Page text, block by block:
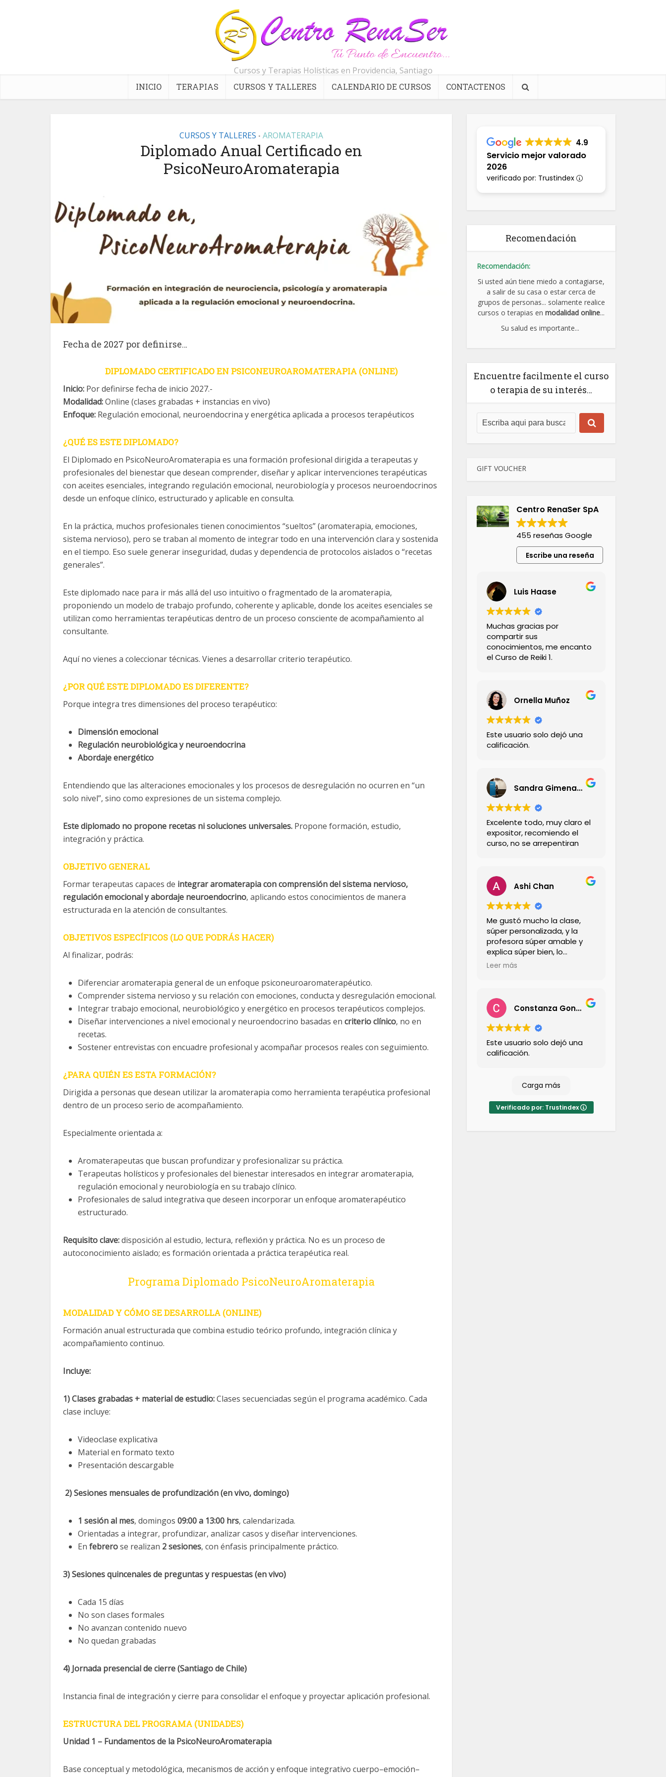
Cursos y Terapias Holísticas en Providencia, Santiago
INICIO TERAPIAS CURSOS Y TALLERES CALENDARIO DE CURSOS CONTACTENOS
CURSOS Y TALLERES • AROMATERAPIA
Diplomado Anual Certificado en
PsicoNeuroAromaterapia
Fecha de 2027 por definirse…
DIPLOMADO CERTIFICADO EN PSICONEUROAROMATERAPIA (ONLINE)
Inicio: Por definirse fecha de inicio 2027.-
Modalidad:Online (clases grabadas + instancias en vivo)
Enfoque: Regulación emocional, neuroendocrina y energética aplicada a procesos terapéuticos
¿QUÉ ES ESTE DIPLOMADO?
El Diplomado en PsicoNeuroAromaterapia es una formación profesional dirigida a terapeutas y
profesionales del bienestar que desean comprender, diseñar y aplicar intervenciones terapéuticas
con aceites esenciales, integrando regulación emocional, neurobiología y procesos neuroendocrinos
desde un enfoque clínico, estructurado y aplicable en consulta.
En la práctica, muchos profesionales tienen conocimientos “sueltos” (aromaterapia, emociones,
sistema nervioso), pero se traban al momento de integrar todo en una intervención clara y sostenida
en el tiempo. Eso suele generar inseguridad, dudas y dependencia de protocolos aislados o “recetas
generales”.
Este diplomado nace para ir más allá del uso intuitivo o fragmentado de la aromaterapia,
proponiendo un modelo de trabajo profundo, coherente y aplicable, donde los aceites esenciales se
utilizan como herramientas terapéuticas dentro de un proceso consciente de acompañamiento al
consultante.
Aquí no vienes a coleccionar técnicas. Vienes a desarrollar criterio terapéutico.
¿POR QUÉ ESTE DIPLOMADO ES DIFERENTE?
Porque integra tres dimensiones del proceso terapéutico:
Dimensión emocional
Regulación neurobiológica y neuroendocrina
Abordaje energético
Entendiendo que las alteraciones emocionales y los procesos de desregulación no ocurren en “un
solo nivel”, sino como expresiones de un sistema complejo.
Este diplomado no propone recetas ni soluciones universales. Propone formación, estudio,
integración y práctica.
OBJETIVO GENERAL
Formar terapeutas capaces de integrar aromaterapia con comprensión del sistema nervioso,
regulación emocional y abordaje neuroendocrino, aplicando estos conocimientos de manera
estructurada en la atención de consultantes.
OBJETIVOS ESPECÍFICOS (LO QUE PODRÁS HACER)
Al finalizar, podrás:
Diferenciar aromaterapia general de un enfoque psiconeuroaromaterapéutico.
Comprender sistema nervioso y su relación con emociones, conducta y desregulación emocional.
Integrar trabajo emocional, neurobiológico y energético en procesos terapéuticos complejos.
Diseñar intervenciones a nivel emocional y neuroendocrino basadas en criterio clínico, no en
recetas.
Sostener entrevistas con encuadre profesional y acompañar procesos reales con seguimiento.
¿PARA QUIÉN ES ESTA FORMACIÓN?
Dirigida a personas que desean utilizar la aromaterapia como herramienta terapéutica profesional
dentro de un proceso serio de acompañamiento.
Especialmente orientada a:
Aromaterapeutas que buscan profundizar y profesionalizar su práctica.
Terapeutas holísticos y profesionales del bienestar interesados en integrar aromaterapia,
regulación emocional y neurobiología en su trabajo clínico.
Profesionales de salud integrativa que deseen incorporar un enfoque aromaterapéutico
estructurado.
Requisito clave:disposición al estudio, lectura, reflexión y práctica. No es un proceso de
autoconocimiento aislado; es formación orientada a práctica terapéutica real.
Programa Diplomado PsicoNeuroAromaterapia
MODALIDAD Y CÓMO SE DESARROLLA (ONLINE)
Formación anual estructurada que combina estudio teórico profundo, integración clínica y
acompañamiento continuo.
Incluye:
1) Clases grabadas + material de estudio:Clases secuenciadas según el programa académico. Cada
clase incluye:
Videoclase explicativa
Material en formato texto
Presentación descargable
2) Sesiones mensuales de profundización (en vivo, domingo)
1 sesión al mes, domingos 09:00 a 13:00 hrs, calendarizada.
Orientadas a integrar, profundizar, analizar casos y diseñar intervenciones.
En febrerose realizan 2 sesiones, con énfasis principalmente práctico.
3) Sesiones quincenales de preguntas y respuestas (en vivo)
Cada 15 días
No son clases formales
No avanzan contenido nuevo
No quedan grabadas
4) Jornada presencial de cierre (Santiago de Chile)
Instancia final de integración y cierre para consolidar el enfoque y proyectar aplicación profesional.
ESTRUCTURA DEL PROGRAMA (UNIDADES)
Unidad 1 – Fundamentos de la PsicoNeuroAromaterapia
Base conceptual y metodológica, mecanismos de acción y enfoque integrativo cuerpo–emoción–
4.9
Servicio mejor valorado
2026
verificado por: Trustindex
Recomendación
Recomendación:
Si usted aún tiene miedo a contagiarse,
a salir de su casa o estar cerca de
grupos de personas... solamente realice
cursos o terapias en modalidad online...
Su salud es importante...
Encuentre facilmente el curso
o terapia de su interés…
GIFT VOUCHER
Centro RenaSer SpA
455 reseñas Google
Escribe una reseña
Luis Haase
Muchas gracias por
compartir sus
conocimientos, me encanto
el Curso de Reiki 1.
Ornella Muñoz
Este usuario solo dejó una
calificación.
Sandra Gimena Carrillo Carrillo
Excelente todo, muy claro el
expositor, recomiendo el
curso, no se arrepentiran
Ashi Chan
Me gustó mucho la clase,
súper personalizada, y la
profesora súper amable y
explica súper bien, lo
recomiendo totalmente,
pasó la hora súper rápido y
no lo sentí denso
Leer más
Constanza González Cerda
Este usuario solo dejó una
calificación.
Carga más
Verificado por: Trustindex